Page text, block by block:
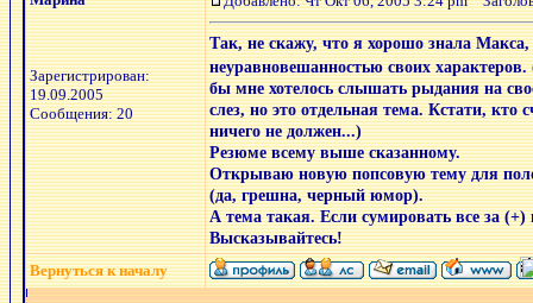
Зарегистрирован:
19.09.2005
Сообщения: 20
Так, не скажу, что я хорошо знала
неуравновешанностью своих
бы мне хотелось слышать рыдания на
слез, но это отдельная тема. Кстати, кто
ничего не должен...)
Резюме всему выше сказанному.
Открываю новую попсовую тему для
(да, грешна, черный юмор).
А тема такая. Если сумировать все за
Высказывайтесь!
Вернуться к началу